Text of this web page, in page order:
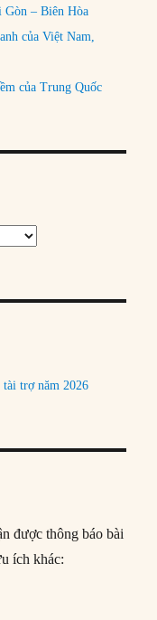
Gòn – Biên Hòa
của Việt Nam,
của Trung Quốc
tài trợ năm 2026
được thông báo bài
ích khác: